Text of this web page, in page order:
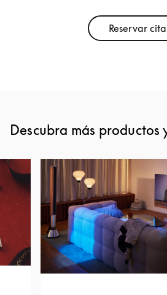
Reservar cita
Link
Descubra más productos